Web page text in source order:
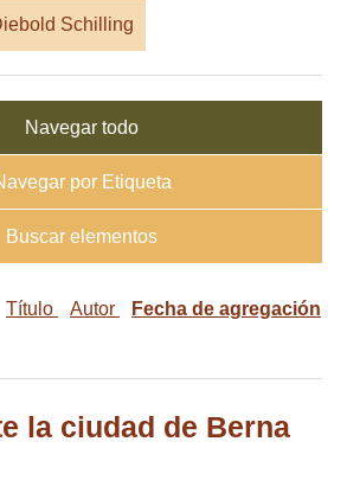
Schilling
Navegar todo
por Etiqueta
Buscar elementos
Título Autor Fecha de agregación
la ciudad de Berna